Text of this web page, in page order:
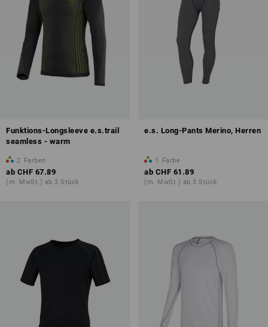
Funktions-Longsleeve e.s.trail
seamless - warm
2 Farben
ab CHF 67.89
(m. MwSt.) ab 3 Stück
e.s. Long-Pants Merino, Herren
1 Farbe
ab CHF 61.89
(m. MwSt.) ab 3 Stück